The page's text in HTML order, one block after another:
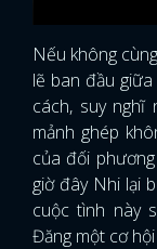
Nếu không
lẽ ban đầu
cách, suy
mảnh ghép
của đối
giờ đây Nhi lại
cuộc tình này
Đăng một cơ